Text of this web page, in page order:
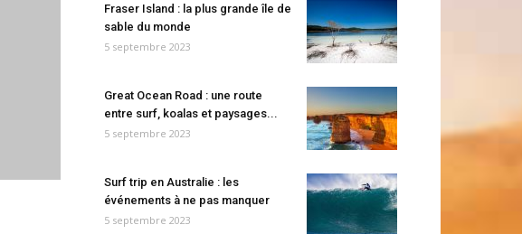
Fraser Island : la plus grande île de
sable du monde
5 septembre 2023
Great Ocean Road : une route
entre surf, koalas et paysages...
5 septembre 2023
Surf trip en Australie : les
événements à ne pas manquer
5 septembre 2023